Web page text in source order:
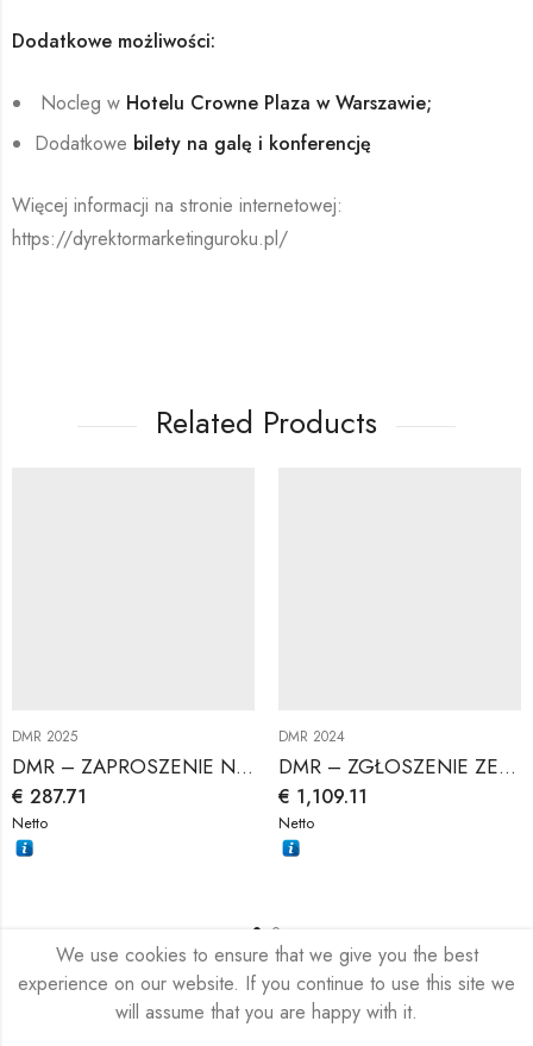
Dodatkowe możliwości:
Nocleg w Hotelu Crowne Plaza w Warszawie;
Dodatkowe bilety na galę i konferencję
Więcej informacji na stronie internetowej:
https://dyrektormarketinguroku.pl/
Related Products
DMR 2025
DMR – ZAPROSZENIE NA GALĘ
€ 287.71
Netto
DMR 2024
DMR – ZGŁOSZENIE ZESPOŁOWE
€ 1,109.11
Netto
We use cookies to ensure that we give you the best
experience on our website. If you continue to use this site we
will assume that you are happy with it.